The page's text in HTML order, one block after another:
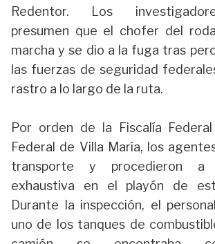
Redentor. Los
presumen que el chofer del
marcha y se dio a la fuga tras
las fuerzas de seguridad
rastro a lo largo de la ruta.
Por orden de la Fiscalía
Federal de Villa María, los
transporte y procedieron a
exhaustiva en el playón de
Durante la inspección, el
uno de los tanques de